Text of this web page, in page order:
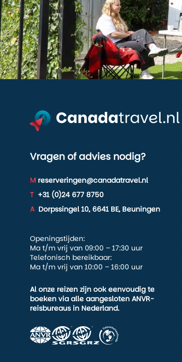
Vragen of advies nodig?
M reserveringen@canadatravel.nl
T +31 (0)24 677 8750
A Dorpssingel 10, 6641 BE, Beuningen
Openingstijden:
Ma t/m vrij van 09:00 – 17:30 uur
Telefonisch bereikbaar:
Ma t/m vrij van 10:00 – 16:00 uur
Al onze reizen zijn ook eenvoudig te
boeken via alle aangesloten ANVR-
reisbureaus in Nederland.